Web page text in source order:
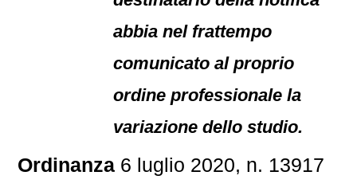
abbia nel frattempo
comunicato al proprio
ordine professionale la
variazione dello studio.
Ordinanza 6 luglio 2020, n. 13917